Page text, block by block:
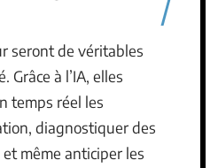
seront de véritables
Grâce à l’IA, elles
temps réel les
diagnostiquer des
même anticiper les